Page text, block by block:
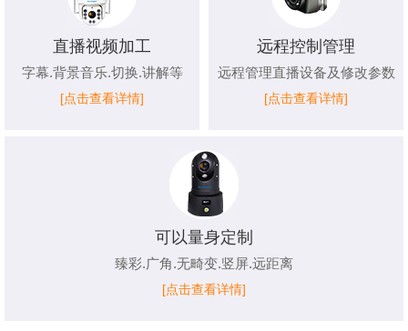
直播视频加工
字幕.背景音乐.切换.讲解等
[点击查看详情]
远程控制管理
远程管理直播设备及修改参数
[点击查看详情]
可以量身定制
臻彩.广角.无畸变.竖屏.远距离
[点击查看详情]